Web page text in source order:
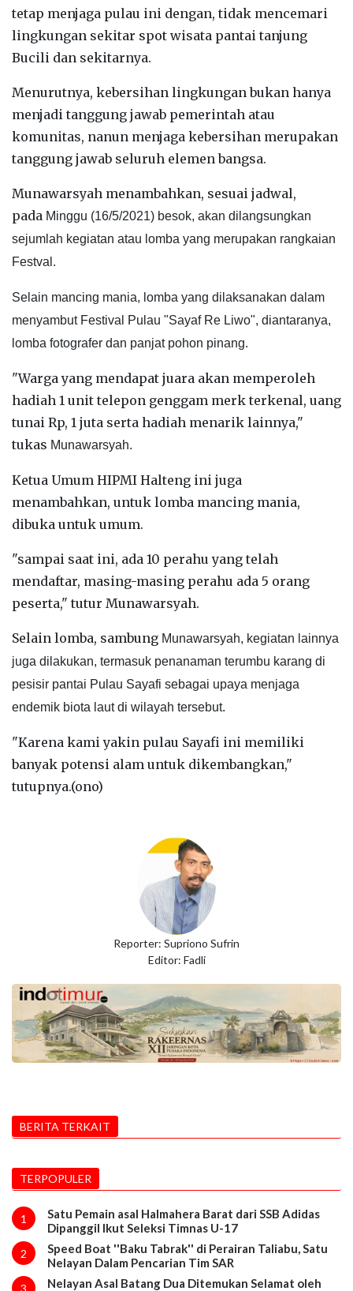
tetap menjaga pulau ini dengan, tidak mencemari
lingkungan sekitar spot wisata pantai tanjung
Bucili dan sekitarnya.
Menurutnya, kebersihan lingkungan bukan hanya
menjadi tanggung jawab pemerintah atau
komunitas, nanun menjaga kebersihan merupakan
tanggung jawab seluruh elemen bangsa.
Munawarsyah menambahkan, sesuai jadwal,
pada Minggu (16/5/2021) besok, akan dilangsungkan
sejumlah kegiatan atau lomba yang merupakan rangkaian
Festval.
Selain mancing mania, lomba yang dilaksanakan dalam
menyambut Festival Pulau "Sayaf Re Liwo", diantaranya,
lomba fotografer dan panjat pohon pinang.
"Warga yang mendapat juara akan memperoleh
hadiah 1 unit telepon genggam merk terkenal, uang
tunai Rp, 1 juta serta hadiah menarik lainnya,"
tukas Munawarsyah.
Ketua Umum HIPMI Halteng ini juga
menambahkan, untuk lomba mancing mania,
dibuka untuk umum.
"sampai saat ini, ada 10 perahu yang telah
mendaftar, masing-masing perahu ada 5 orang
peserta," tutur Munawarsyah.
Selain lomba, sambung Munawarsyah, kegiatan lainnya
juga dilakukan, termasuk penanaman terumbu karang di
pesisir pantai Pulau Sayafi sebagai upaya menjaga
endemik biota laut di wilayah tersebut.
"Karena kami yakin pulau Sayafi ini memiliki
banyak potensi alam untuk dikembangkan,"
tutupnya.(ono)
Reporter: Supriono Sufrin
Editor: Fadli
BERITA TERKAIT
TERPOPULER
1
Satu Pemain asal Halmahera Barat dari SSB Adidas
Dipanggil Ikut Seleksi Timnas U-17
2
Speed Boat ''Baku Tabrak'' di Perairan Taliabu, Satu
Nelayan Dalam Pencarian Tim SAR
3
Nelayan Asal Batang Dua Ditemukan Selamat oleh